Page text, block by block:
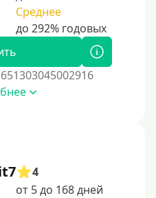
Среднее
4
от 5 до 168 дней